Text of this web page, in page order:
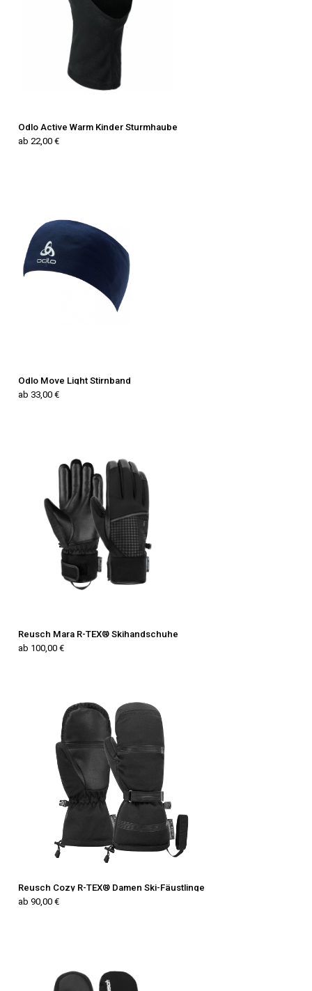
Odlo Active Warm Kinder Sturmhaube
ab 22,00 €
Odlo Move Light Stirnband
ab 33,00 €
Reusch Mara R-TEX® Skihandschuhe
ab 100,00 €
Reusch Cozy R-TEX® Damen Ski-Fäustlinge
ab 90,00 €